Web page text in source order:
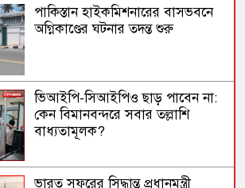
পাকিস্তান হাইকমিশনারের বাসভবনে
অগ্নিকাণ্ডের ঘটনার তদন্ত শুরু
ভিআইপি-সিআইপিও ছাড় পাবেন না:
কেন বিমানবন্দরে সবার তল্লাশি
বাধ্যতামূলক?
ভারত সফরের সিদ্ধান্ত প্রধানমন্ত্রী